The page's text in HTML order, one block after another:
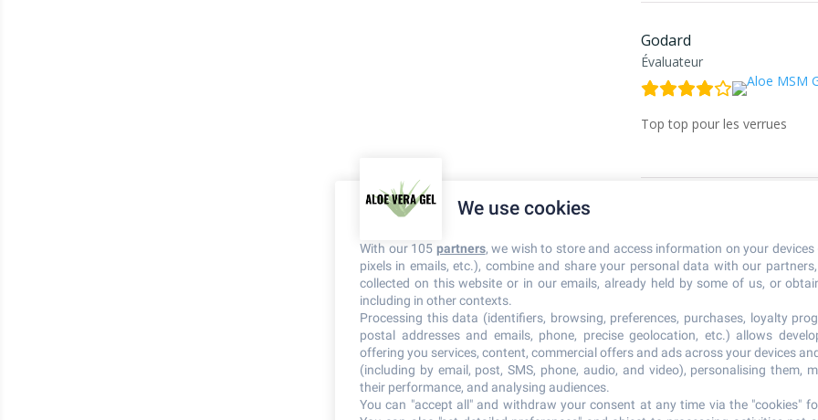
Godard
Évaluateur
Top top pour les verrues
Suite à une chute début
décembre et fin mars.
difficilement d’une position
We use cookies
With our 105 partners, we wish to store and access information on your devices
pixels in emails, etc.), combine and share your personal data with our
collected on this website or in our emails, already held by some of us, or
including in other contexts.
Processing this data (identifiers, browsing, preferences, purchases, loyalty
postal addresses and emails, phone, precise geolocation, etc.) allows
offering you services, content, commercial offers and ads across your devices
(including by email, post, SMS, phone, audio, and video), personalising them,
their performance, and analysing audiences.
You can "accept all" and withdraw your consent at any time via the "cookies"